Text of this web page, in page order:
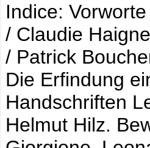
Indice:
/ Claudie
/ Patrick
Die Erfindung
Handschriften
Helmut Hilz.